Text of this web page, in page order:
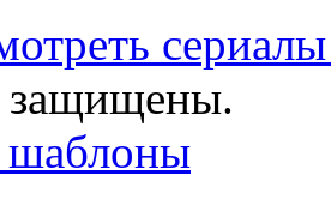
защищены.
шаблоны